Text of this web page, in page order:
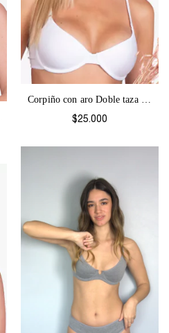
Corpiño con aro Doble taza Colores-1184
$25.000